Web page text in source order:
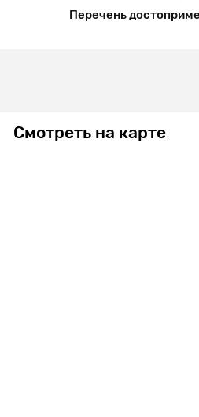
Перечень
Смотреть на карте